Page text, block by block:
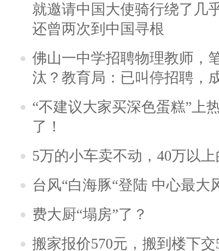
就邀请中国大使骑行绕了几
还曾两次到中国寻根
佛山一中学招聘物理教师，
汰？教育局：已叫停招聘，
“不建议大家买深色蛋糕”上
了！
5万的小车卖不动，40万以
台风“白海豚“登陆 中心最大
费大厨“塌房”了？
搬家报价570元，搬到楼下